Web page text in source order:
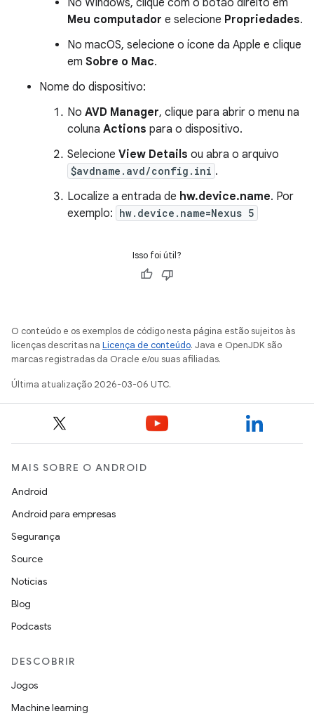
Meu computador e selecione Propriedades.
No macOS, selecione o ícone da Apple e clique
em Sobre o Mac.
Nome do dispositivo:
No AVD Manager, clique para abrir o menu na
coluna Actions para o dispositivo.
Selecione View Details ou abra o arquivo
$avdname.avd/config.ini .
Localize a entrada de hw.device.name. Por
exemplo: hw.device.name=Nexus 5
Isso foi útil?
O conteúdo e os exemplos de código nesta página estão sujeitos às
licenças descritas na Licença de conteúdo. Java e OpenJDK são
marcas registradas da Oracle e/ou suas afiliadas.
Última atualização 2026-03-06 UTC.
MAIS SOBRE O ANDROID
Android
Android para empresas
Segurança
Source
Notícias
Blog
Podcasts
DESCOBRIR
Jogos
Machine learning